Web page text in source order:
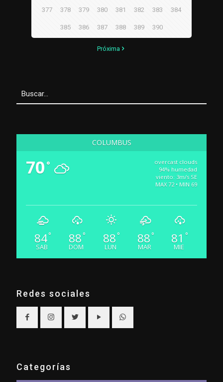
377 378 379 380 381 382 383 384
385 386 387 388 389 390
Próxima
COLUMBUS
70 °
overcast clouds
94% humedad
viento: 3m/s SE
MAX 72 • MIN 69
84°
SAB
88 °
DOM
88 °
LUN
88 °
MAR
81 °
MIE
Redes sociales
Categorías